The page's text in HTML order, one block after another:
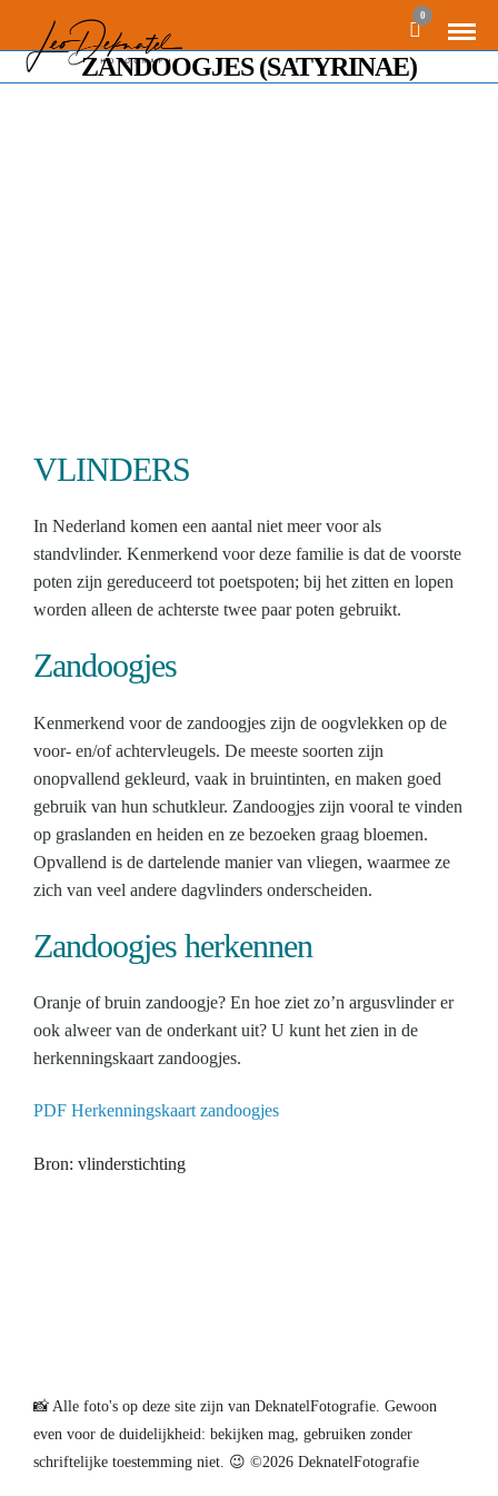
0
ZANDOOGJES (SATYRINAE)
VLINDERS
In Nederland komen een aantal niet meer voor als
standvlinder. Kenmerkend voor deze familie is dat de voorste
poten zijn gereduceerd tot poetspoten; bij het zitten en lopen
worden alleen de achterste twee paar poten gebruikt.
Zandoogjes
Kenmerkend voor de zandoogjes zijn de oogvlekken op de
voor- en/of achtervleugels. De meeste soorten zijn
onopvallend gekleurd, vaak in bruintinten, en maken goed
gebruik van hun schutkleur. Zandoogjes zijn vooral te vinden
op graslanden en heiden en ze bezoeken graag bloemen.
Opvallend is de dartelende manier van vliegen, waarmee ze
zich van veel andere dagvlinders onderscheiden.
Zandoogjes herkennen
Oranje of bruin zandoogje? En hoe ziet zo’n argusvlinder er
ook alweer van de onderkant uit? U kunt het zien in de
herkenningskaart zandoogjes.
PDF Herkenningskaart zandoogjes
Bron: vlinderstichting
📸 Alle foto's op deze site zijn van DeknatelFotografie. Gewoon
even voor de duidelijkheid: bekijken mag, gebruiken zonder
schriftelijke toestemming niet. 😉 ©2026 DeknatelFotografie